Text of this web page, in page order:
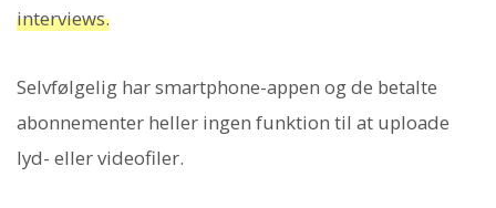
interviews.
Selvfølgelig har smartphone-appen og de betalte
abonnementer heller ingen funktion til at uploade
lyd- eller videofiler.